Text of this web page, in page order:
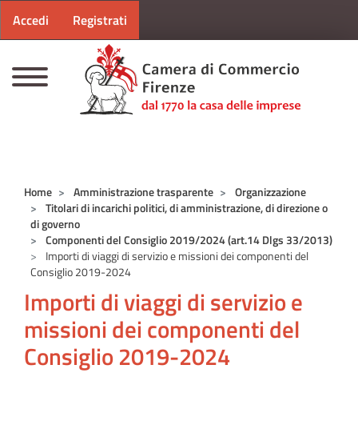
Menu profilo utente
Accedi Registrati
Home Amministrazione trasparente
Organizzazione
Titolari di incarichi politici, di amministrazione, di direzione o
di governo
Componenti del Consiglio 2019/2024 (art.14 Dlgs 33/2013)
Importi di viaggi di servizio e missioni dei componenti del
Consiglio 2019-2024
Importi di viaggi di servizio e
missioni dei componenti del
Consiglio 2019-2024